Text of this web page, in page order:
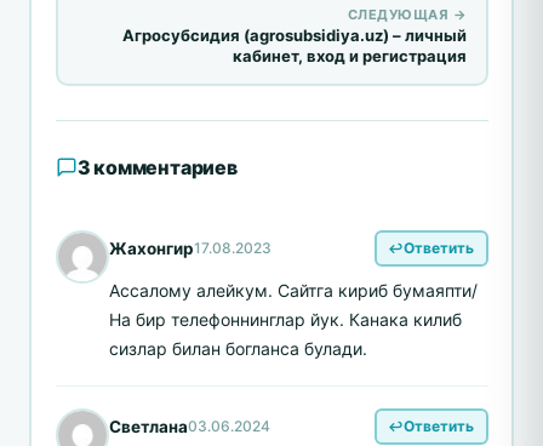
СЛЕДУЮЩАЯ →
Агросубсидия (agrosubsidiya.uz) – личный
кабинет, вход и регистрация
3 комментариев
Жахонгир17.08.2023 Ответить
Ассалому алейкум. Сайтга кириб бумаяпти/
На бир телефоннинглар йук. Канака килиб
сизлар билан богланса булади.
Светлана03.06.2024 Ответить